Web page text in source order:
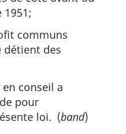
1951;
communs
détient des
conseil a
pour
loi. (band)